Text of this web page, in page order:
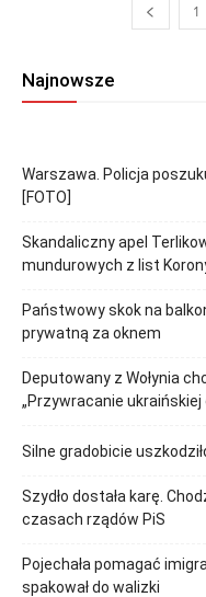
1
Najnowsze
Warszawa. Policja
[FOTO]
Skandaliczny apel
mundurowych z list
Państwowy skok na
prywatną za oknem
Deputowany z Wołynia
„Przywracanie
Silne gradobicie
Szydło dostała karę.
czasach rządów PiS
Pojechała pomagać
spakował do walizki